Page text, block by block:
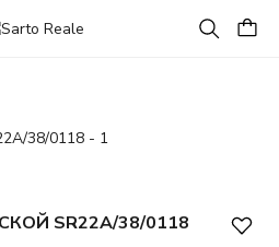
SR22A/38/0118